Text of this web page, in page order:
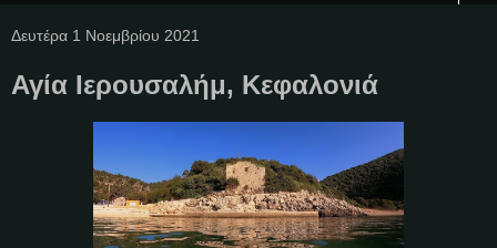
Δευτέρα 1 Νοεμβρίου 2021
Αγία Ιερουσαλήμ, Κεφαλονιά